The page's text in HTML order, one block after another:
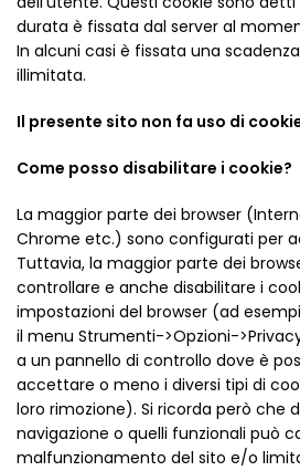
durata è fissata dal server al
In alcuni casi è fissata una
illimitata.
Il presente sito non fa uso di
Come posso disabilitare i cookie?
La maggior parte dei browser
Chrome etc.) sono configurati per
Tuttavia, la maggior parte dei
controllare e anche disabilitare i
impostazioni del browser (ad
il menu Strumenti->Opzioni-
a un pannello di controllo dove è
accettare o meno i diversi tipi di
loro rimozione). Si ricorda però che
navigazione o quelli funzionali può
malfunzionamento del sito e/o